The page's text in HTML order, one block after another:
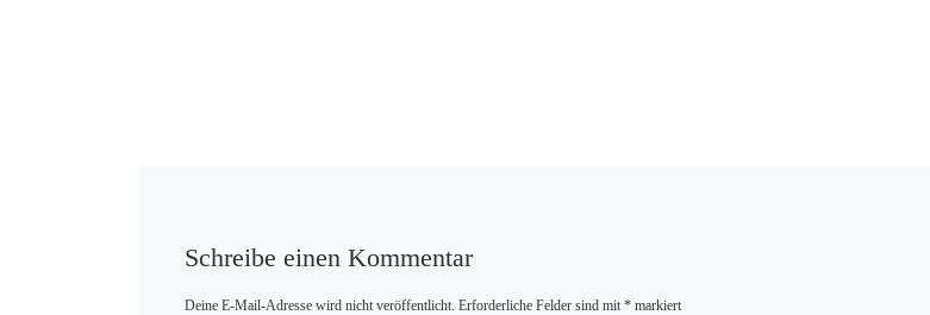
Schreibe einen Kommentar
Deine E-Mail-Adresse wird nicht veröffentlicht. Erforderliche Felder sind mit *markiert